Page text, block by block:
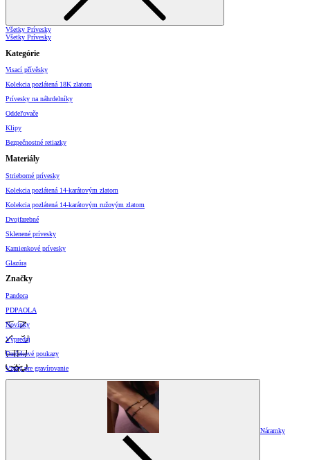
Všetky Prívesky
Všetky Prívesky
Kategórie
Visací přívěsky
Kolekcia pozlátená 18K zlatom
Prívesky na náhrdelníky
Oddeľovače
Klipy
Bezpečnostné retiazky
Materiály
Strieborné prívesky
Kolekcia pozlátená 14-karátovým zlatom
Kolekcia pozlátená 14-karátovým ružovým zlatom
Dvojfarebné
Sklenené prívesky
Kamienkové prívesky
Glazúra
Značky
Pandora
PDPAOLA
Novinky
Výpredaj
Darčekové poukazy
Vzory pre gravírovanie
Náramky